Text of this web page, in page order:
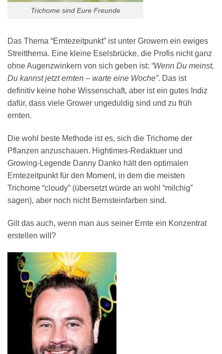
Trichome sind Eure Freunde
Das Thema “Erntezeitpunkt” ist unter Growern ein ewiges
Streitthema. Eine kleine Eselsbrücke, die Profis nicht ganz
ohne Augenzwinkern von sich geben ist: “Wenn Du meinst,
Du kannst jetzt ernten – warte eine Woche”. Das ist
definitiv keine hohe Wissenschaft, aber ist ein gutes Indiz
dafür, dass viele Grower ungeduldig sind und zu früh
ernten.
Die wohl beste Methode ist es, sich die Trichome der
Pflanzen anzuschauen. Hightimes-Redaktuer und
Growing-Legende Danny Danko hält den optimalen
Erntezeitpunkt für den Moment, in dem die meisten
Trichome “cloudy” (übersetzt würde an wohl “milchig”
sagen), aber noch nicht Bernsteinfarben sind.
Gilt das auch, wenn man aus seiner Ernte ein Konzentrat
erstellen will?